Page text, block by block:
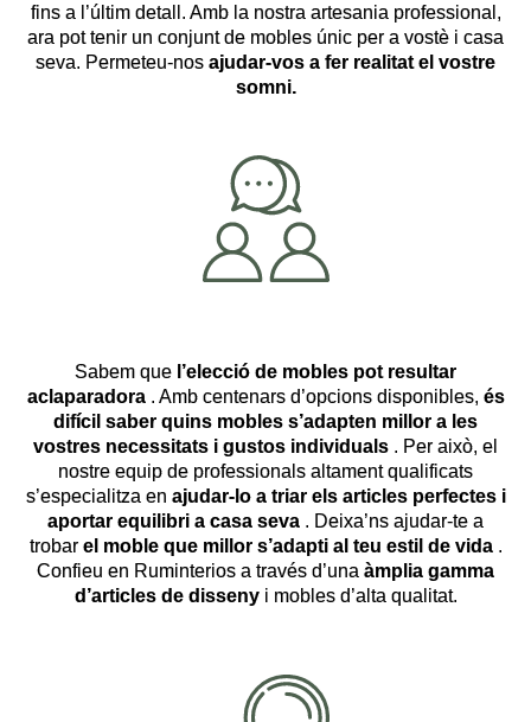
fins a l’últim detall. Amb la nostra artesania professional,
ara pot tenir un conjunt de mobles únic per a vostè i casa
seva. Permeteu-nos ajudar-vos a fer realitat el vostre
somni.
Sabem que l’elecció de mobles pot resultar
aclaparadora. Amb centenars d’opcions disponibles, és
difícil saber quins mobles s’adapten millor a les
vostres necessitats i gustos individuals . Per això, el
nostre equip de professionals altament qualificats
s’especialitza en ajudar-lo a triar els articles perfectes i
aportar equilibri a casa seva . Deixa’ns ajudar-te a
trobar el moble que millor s’adapti al teu estil de vida.
Confieu en Ruminterios a través d’una àmplia gamma
d’articles de dissenyi mobles d’alta qualitat.